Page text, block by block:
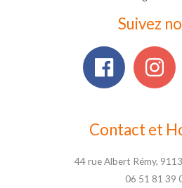
Suivez
Contact et
44 rue Albert Rémy,
06 51 81 39